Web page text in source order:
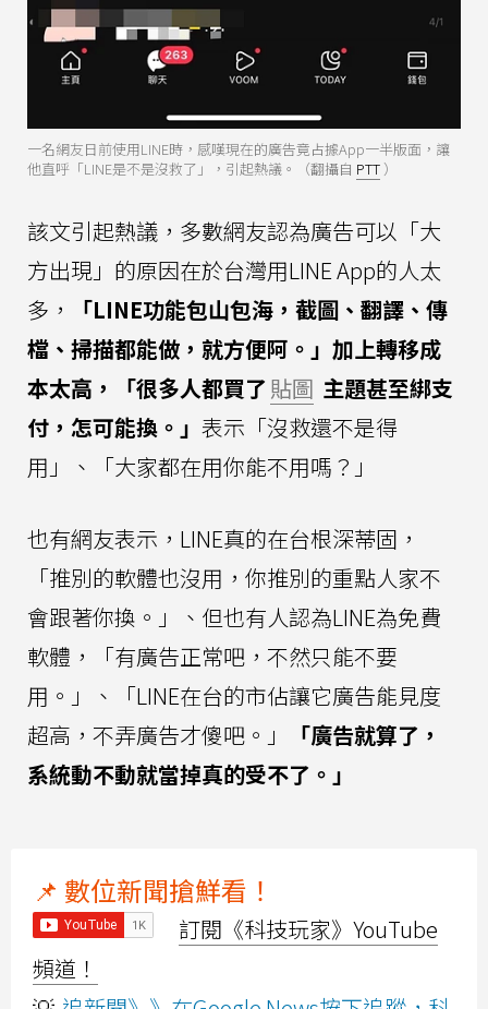
一名網友日前使用LINE時，感嘆現在的廣告竟占據App一半版面，讓
他直呼「LINE是不是沒救了」，引起熱議。（翻攝自 PTT ）
該文引起熱議，多數網友認為廣告可以「大
方出現」的原因在於台灣用LINE App的人太
多，
「LINE功能包山包海，截圖、翻譯、傳
檔、掃描都能做，就方便阿。」加上轉移成
本太高，「很多人都買了 貼圖 主題甚至綁支
付，怎可能換。」 表示「沒救還不是得
用」、「大家都在用你能不用嗎？」
也有網友表示，LINE真的在台根深蒂固，
「推別的軟體也沒用，你推別的重點人家不
會跟著你換。」、但也有人認為LINE為免費
軟體，「有廣告正常吧，不然只能不要
用。」、「LINE在台的市佔讓它廣告能見度
超高，不弄廣告才傻吧。」
「廣告就算了，
系統動不動就當掉真的受不了。」
📌 數位新聞搶鮮看！
訂閱《科技玩家》YouTube
頻道！